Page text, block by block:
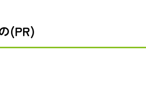
(PR)